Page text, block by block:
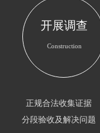
开展调查
Construction
正规合法收集证据
分段验收及解决问题